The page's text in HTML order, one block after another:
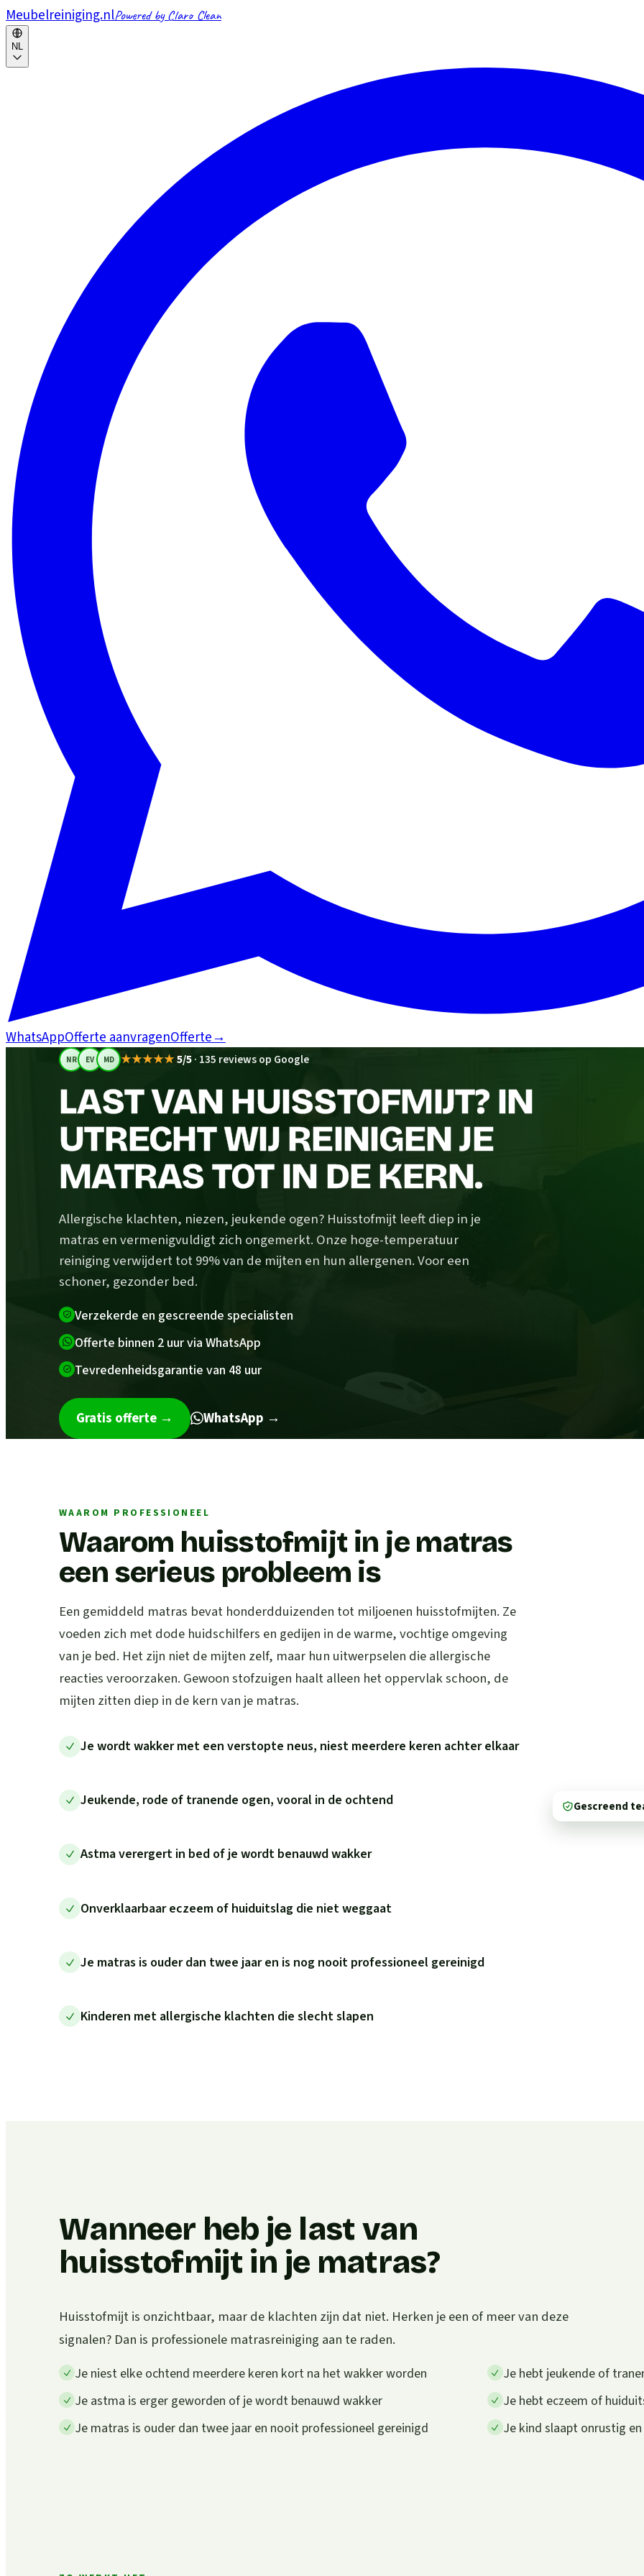
Meubelreiniging.nlPowered by Claro Clean
NL
WhatsAppOfferte aanvragenOfferte→
NR EV MD ★★★★★5/5· 135 reviews op Google
LAST VAN HUISSTOFMIJT? IN
UTRECHT WIJ REINIGEN JE
MATRAS TOT IN DE KERN.
Allergische klachten, niezen, jeukende ogen? Huisstofmijt leeft diep in je
matras en vermenigvuldigt zich ongemerkt. Onze hoge-temperatuur
reiniging verwijdert tot 99% van de mijten en hun allergenen. Voor een
schoner, gezonder bed.
Verzekerde en gescreende specialisten
Offerte binnen 2 uur via WhatsApp
Tevredenheidsgarantie van 48 uur
Gratis offerte → WhatsApp →
WAAROM PROFESSIONEEL
Waarom huisstofmijt in je matras
een serieus probleem is
Een gemiddeld matras bevat honderdduizenden tot miljoenen huisstofmijten. Ze
voeden zich met dode huidschilfers en gedijen in de warme, vochtige omgeving
van je bed. Het zijn niet de mijten zelf, maar hun uitwerpselen die allergische
reacties veroorzaken. Gewoon stofzuigen haalt alleen het oppervlak schoon, de
mijten zitten diep in de kern van je matras.
Je wordt wakker met een verstopte neus, niest meerdere keren achter elkaar
Jeukende, rode of tranende ogen, vooral in de ochtend
Astma verergert in bed of je wordt benauwd wakker
Onverklaarbaar eczeem of huiduitslag die niet weggaat
Je matras is ouder dan twee jaar en is nog nooit professioneel gereinigd
Kinderen met allergische klachten die slecht slapen
Gescreend
Wanneer heb je last van
huisstofmijt in je matras?
Huisstofmijt is onzichtbaar, maar de klachten zijn dat niet. Herken je een of meer van deze
signalen? Dan is professionele matrasreiniging aan te raden.
Je niest elke ochtend meerdere keren kort na het wakker worden
Je hebt jeukende of
Je astma is erger geworden of je wordt benauwd wakker
Je hebt eczeem of
Je matras is ouder dan twee jaar en nooit professioneel gereinigd
Je kind slaapt onrustig